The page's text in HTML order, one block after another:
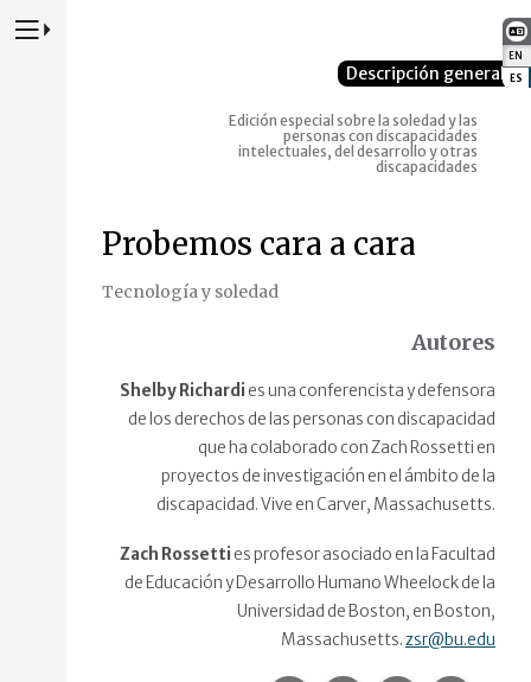
EN
ES
Presione para alternar la navegación principal del sitio web
Descripción general
Edición especial sobre la soledad y las
personas con discapacidades
intelectuales, del desarrollo y otras
discapacidades
Probemos cara a cara
Tecnología y soledad
Autores
Shelby Richardi es una conferencista y defensora
de los derechos de las personas con discapacidad
que ha colaborado con Zach Rossetti en
proyectos de investigación en el ámbito de la
discapacidad. Vive en Carver, Massachusetts.
Zach Rossetti es profesor asociado en la Facultad
de Educación y Desarrollo Humano Wheelock de la
Universidad de Boston, en Boston,
Massachusetts.zsr@bu.edu